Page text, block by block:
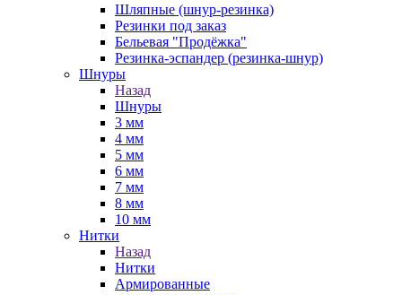
Шляпные (шнур-резинка)
Резинки под заказ
Бельевая "Продёжка"
Резинка-эспандер (резинка-шнур)
Шнуры
Назад
Шнуры
3 мм
4 мм
5 мм
6 мм
7 мм
8 мм
10 мм
Нитки
Назад
Нитки
Армированные